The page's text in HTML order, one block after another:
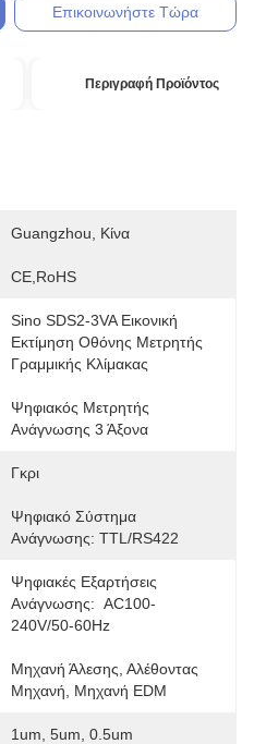
Επικοινωνήστε Τώρα
Περιγραφή Προϊόντος
Guangzhou, Κίνα
CE,RoHS
Sino SDS2-3VA Εικονική
Εκτίμηση Οθόνης Μετρητής
Γραμμικής Κλίμακας
Ψηφιακός Μετρητής
Ανάγνωσης 3 Άξονα
Γκρι
Ψηφιακό Σύστημα
Ανάγνωσης: TTL/RS422
Ψηφιακές Εξαρτήσεις
Ανάγνωσης:  AC100-
240V/50-60Hz
Μηχανή Άλεσης, Αλέθοντας
Μηχανή, Μηχανή EDM
1um, 5um, 0.5um